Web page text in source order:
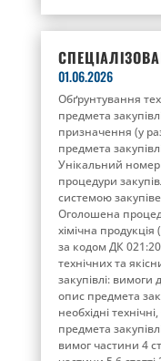
01.06.2026
Обґрунтування
предмета
призначення (у
предмета
Унікальний
процедури
системою
Оголошена
хімічна продукція
за кодом ДК
технічних та
закупівлі: вимоги
опис предмета
необхідні
предмета
вимог частини 4